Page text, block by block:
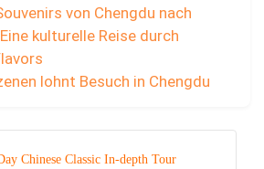
von Chengdu nach
kulturelle Reise durch
lohnt Besuch in Chengdu
Chinese Classic In-depth Tour